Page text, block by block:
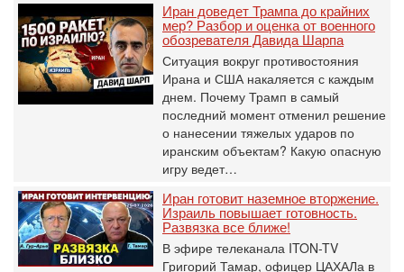
Иран доведет Трампа до крайних
мер? Разбор и оценка от военного
обозревателя Давида Шарпа
Ситуация вокруг противостояния
Ирана и США накаляется с каждым
днем. Почему Трамп в самый
последний момент отменил решение
о нанесении тяжелых ударов по
иранским объектам? Какую опасную
игру ведет…
Иран готовит наземное вторжение.
Израиль повышает готовность.
Развязка все ближе!
В эфире телеканала ITON-TV
Григорий Тамар, офицер ЦАХАЛа в